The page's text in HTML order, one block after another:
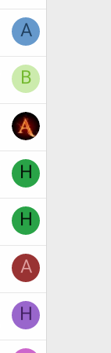
A
B
H
H
A
H